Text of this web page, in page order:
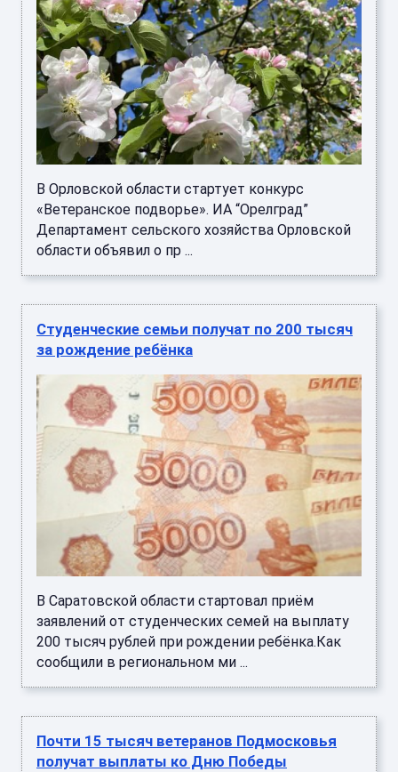
В Орловской области стартует конкурс
«Ветеранское подворье». ИА “Орелград”
Департамент сельского хозяйства Орловской
области объявил о пр ...
Студенческие семьи получат по 200 тысяч
за рождение ребёнка
В Саратовской области стартовал приём
заявлений от студенческих семей на выплату
200 тысяч рублей при рождении ребёнка.Как
сообщили в региональном ми ...
Почти 15 тысяч ветеранов Подмосковья
получат выплаты ко Дню Победы